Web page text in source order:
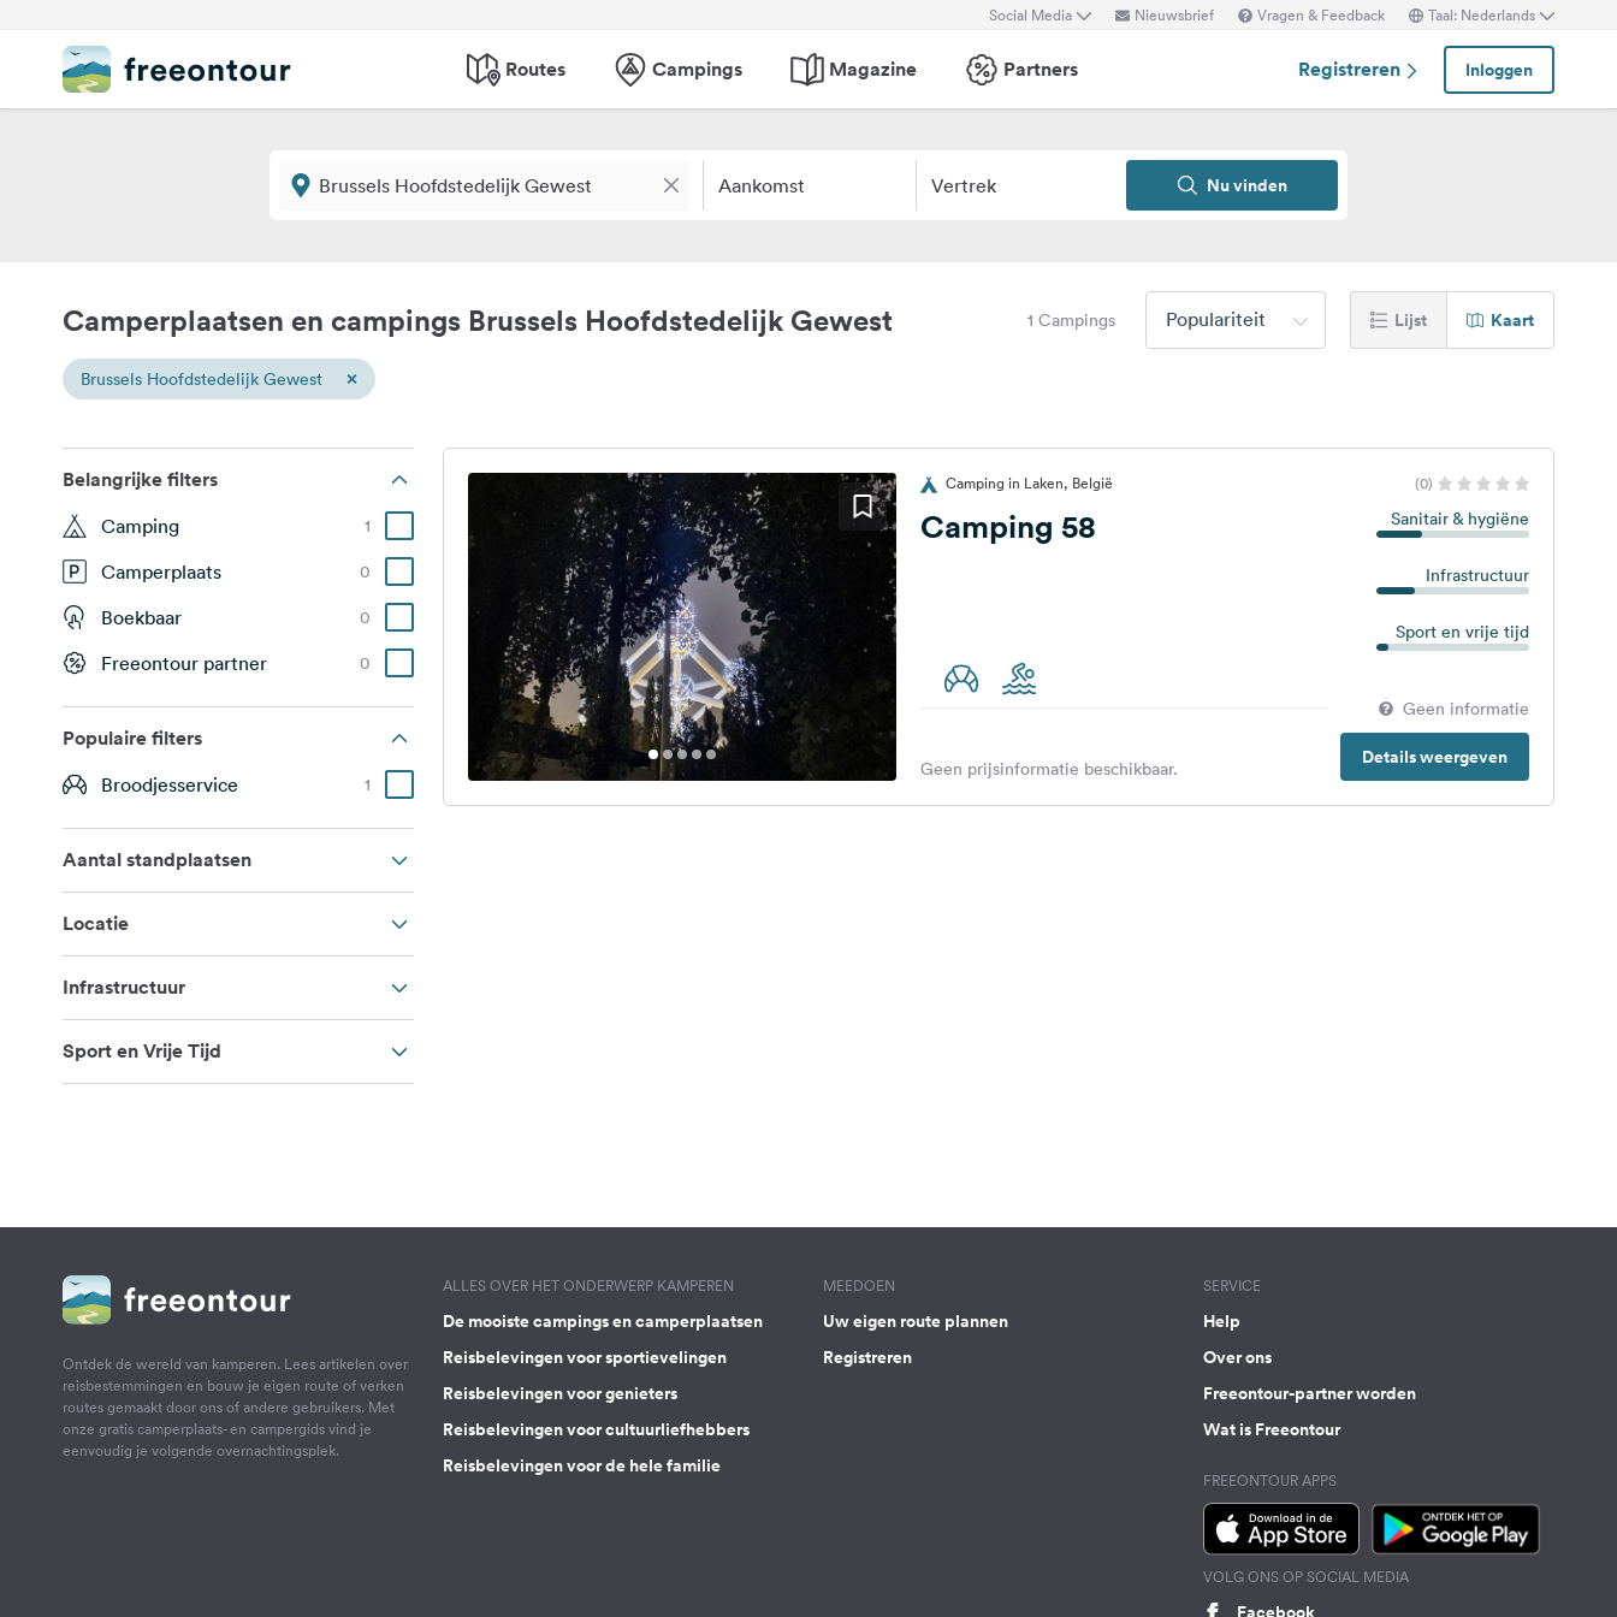
Social Media Nieuwsbrief Vragen & Feedback Taal: Nederlands
Routes Campings Magazine Partners Registreren Inloggen
Aankomst Vertrek Nu vinden
Camperplaatsen en campings Brussels Hoofdstedelijk Gewest 1 Campings Populariteit Lijst Kaart
Brussels Hoofdstedelijk Gewest ×
Belangrijke filters
Camping 1
Camperplaats 0
Boekbaar 0
Freeontour partner 0
Populaire filters
Broodjesservice 1
Aantal standplaatsen
Locatie
Infrastructuur
Sport en Vrije Tijd
Camping in Laken, België (0)
Camping 58 Sanitair & hygiëne
Infrastructuur
Sport en vrije tijd
Geen informatie
Details weergeven
Geen prijsinformatie beschikbaar.
Ontdek de wereld van kamperen. Lees artikelen over
reisbestemmingen en bouw je eigen route of verken
routes gemaakt door ons of andere gebruikers. Met
onze gratis camperplaats- en campergids vind je
eenvoudig je volgende overnachtingsplek.
ALLES OVER HET ONDERWERP KAMPEREN
De mooiste campings en camperplaatsen
Reisbelevingen voor sportievelingen
Reisbelevingen voor genieters
Reisbelevingen voor cultuurliefhebbers
Reisbelevingen voor de hele familie
MEEDOEN
Uw eigen route plannen
Registreren
SERVICE
Help
Over ons
Freeontour-partner worden
Wat is Freeontour
FREEONTOUR APPS
VOLG ONS OP SOCIAL MEDIA
Facebook